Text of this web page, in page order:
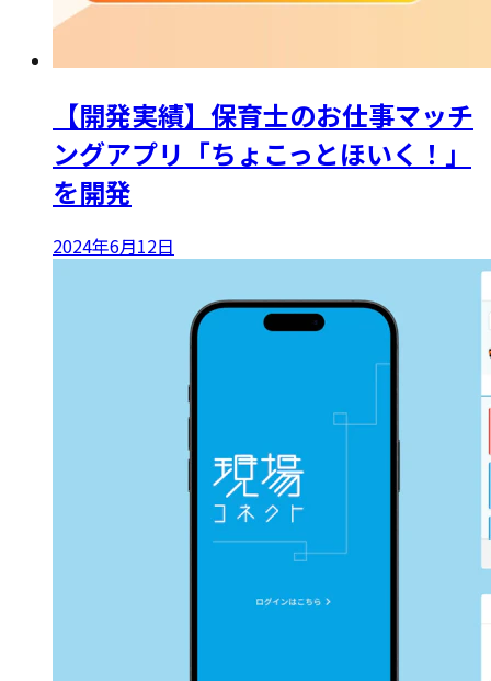
【開発実績】保育士のお仕事マッチ
ングアプリ「ちょこっとほいく！」
を開発
2024年6月12日